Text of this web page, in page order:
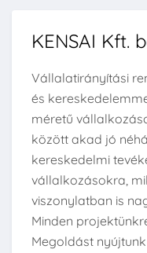
KENSAI Kft.
Vállalatirányítási
és
méretű
között akad jó
kereskedelmi
vállalkozásokra,
viszonylatban is
Minden
Megoldást